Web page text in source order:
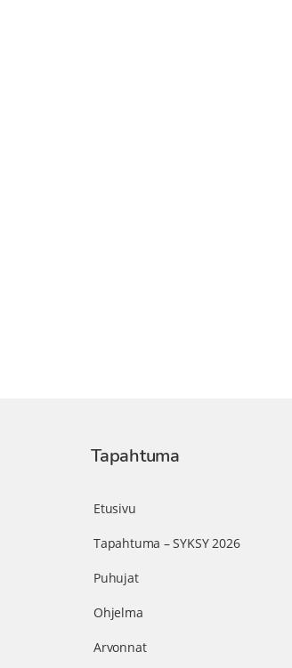
Tapahtuma
Etusivu
Tapahtuma – SYKSY 2026
Puhujat
Ohjelma
Arvonnat